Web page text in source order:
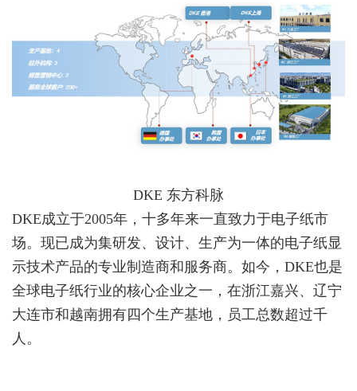
DKE 东方科脉
DKE成立于2005年，十多年来一直致力于电子纸市
场。现已成为集研发、设计、生产为一体的电子纸显
示技术产品的专业制造商和服务商。 如今，DKE也是
全球电子纸行业的核心企业之一，在浙江嘉兴、辽宁
大连市和越南拥有四个生产基地，员工总数超过千
人。